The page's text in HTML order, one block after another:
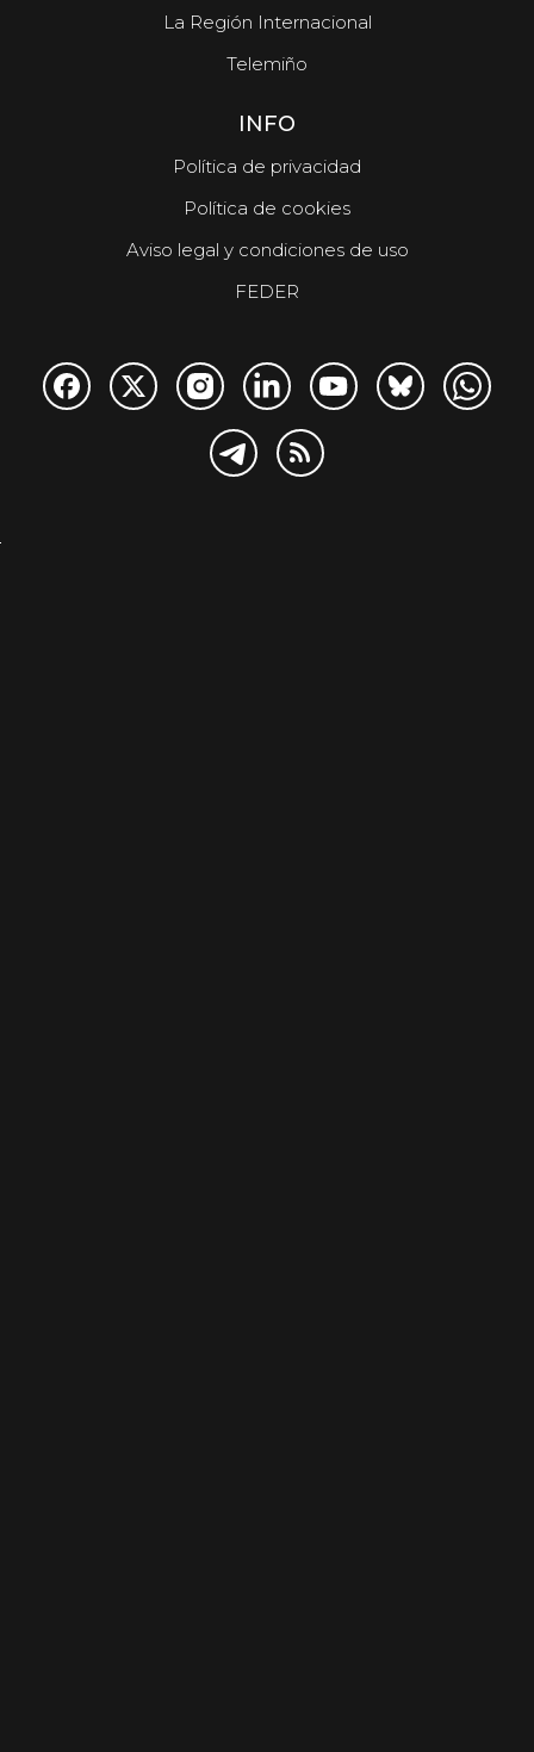
La Región Internacional
Telemiño
INFO
Política de privacidad
Política de cookies
Aviso legal y condiciones de uso
FEDER